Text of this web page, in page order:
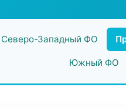
Северо-Западный ФО
Южный ФО